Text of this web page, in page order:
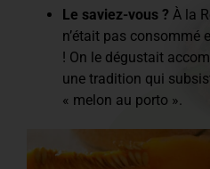
Le saviez-vous ? À la
n’était pas consommé
! On le dégustait
une tradition qui
« melon au porto ».